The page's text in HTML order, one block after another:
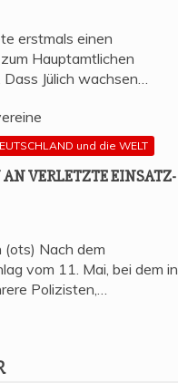
erstmals einen
Hauptamtlichen
Jülich wachsen…
und die WELT
AN VER­LETZ­TE EIN­SATZ­
(ots) Nach dem
vom 11. Mai, bei dem in
Polizisten,…